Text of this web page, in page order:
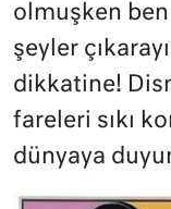
olmuşken ben
şeyler
dikkatine!
fareleri sıkı
dünyaya